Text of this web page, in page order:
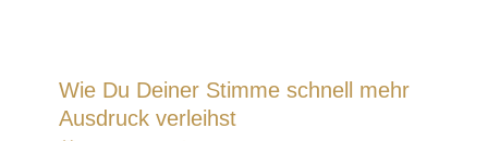
Wie Du Deiner Stimme schnell mehr
Ausdruck verleihst